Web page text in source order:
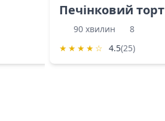
Печінковий торт
90 хвилин
8
★ ★ ★ ★ ☆ 4.5(25)